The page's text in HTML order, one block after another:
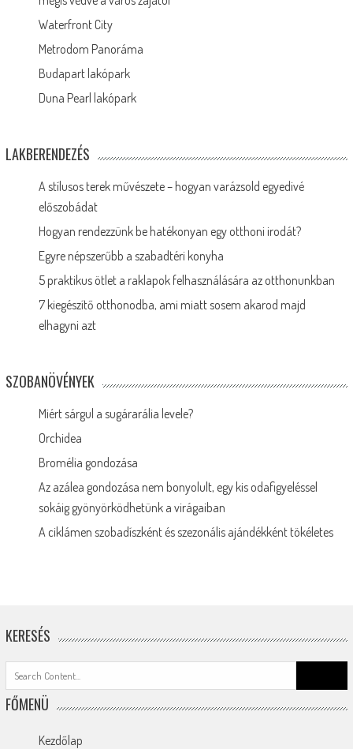
Waterfront City
Metrodom Panoráma
Budapart lakópark
Duna Pearl lakópark
LAKBERENDEZÉS
A stílusos terek művészete – hogyan varázsold egyedivé
előszobádat
Hogyan rendezzünk be hatékonyan egy otthoni irodát?
Egyre népszerűbb a szabadtéri konyha
5 praktikus ötlet a raklapok felhasználására az otthonunkban
7 kiegészítő otthonodba, ami miatt sosem akarod majd
elhagyni azt
SZOBANÖVÉNYEK
Miért sárgul a sugárarália levele?
Orchidea
Bromélia gondozása
Az azálea gondozása nem bonyolult, egy kis odafigyeléssel
sokáig gyönyörködhetünk a virágaiban
A ciklámen szobadíszként és szezonális ajándékként tökéletes
KERESÉS
FŐMENÜ
Kezdőlap